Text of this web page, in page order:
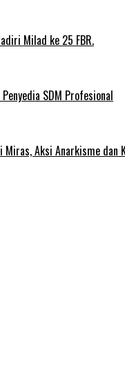
Milad ke 25 FBR.
SDM Profesional
Miras, Aksi Anarkisme